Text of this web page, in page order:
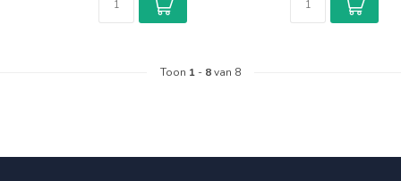
Toon 1 - 8van 8